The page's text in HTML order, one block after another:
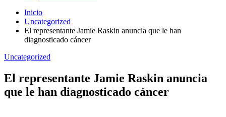
Inicio
Uncategorized
El representante Jamie Raskin anuncia que le han
diagnosticado cáncer
Uncategorized
El representante Jamie Raskin anuncia
que le han diagnosticado cáncer